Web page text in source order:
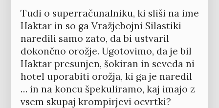
Tudi o superračunalniku, ki sliši na ime
Haktar in so ga Vražjebojni Silastiki
naredili samo zato, da bi ustvaril
dokončno orožje. Ugotovimo, da je bil
Haktar presunjen, šokiran in seveda ni
hotel uporabiti orožja, ki ga je naredil
… in na koncu špekuliramo, kaj imajo z
vsem skupaj krompirjevi ocvrtki?